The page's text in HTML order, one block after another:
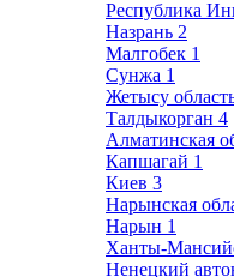
Республика
Назрань 2
Малгобек 1
Сунжа 1
Жетысу
Талдыкорган 4
Алматинская
Капшагай 1
Киев 3
Нарынская
Нарын 1
Ханты-
Ненецкий